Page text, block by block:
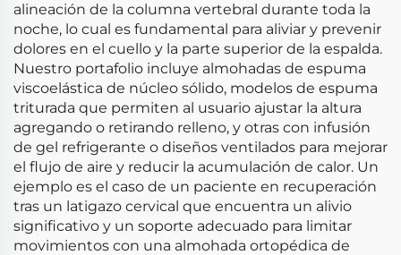
alineación de la columna vertebral durante toda la
noche, lo cual es fundamental para aliviar y prevenir
dolores en el cuello y la parte superior de la espalda.
Nuestro portafolio incluye almohadas de espuma
viscoelástica de núcleo sólido, modelos de espuma
triturada que permiten al usuario ajustar la altura
agregando o retirando relleno, y otras con infusión
de gel refrigerante o diseños ventilados para mejorar
el flujo de aire y reducir la acumulación de calor. Un
ejemplo es el caso de un paciente en recuperación
tras un latigazo cervical que encuentra un alivio
significativo y un soporte adecuado para limitar
movimientos con una almohada ortopédica de